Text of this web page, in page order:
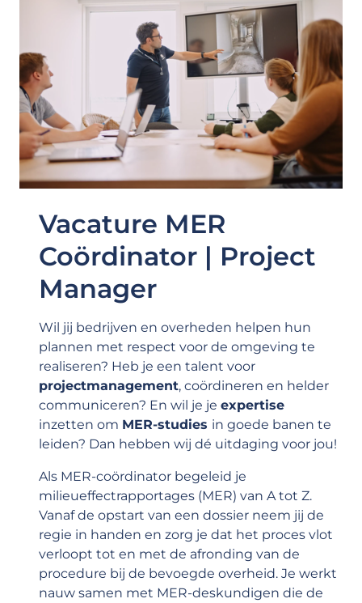
Vacature MER
Coördinator | Project
Manager
Wil jij bedrijven en overheden helpen hun
plannen met respect voor de omgeving te
realiseren? Heb je een talent voor
projectmanagement, coördineren en helder
communiceren? En wil je je expertise
inzetten om MER-studies in goede banen te
leiden? Dan hebben wij dé uitdaging voor jou!
Als MER-coördinator begeleid je
milieueffectrapportages (MER) van A tot Z.
Vanaf de opstart van een dossier neem jij de
regie in handen en zorg je dat het proces vlot
verloopt tot en met de afronding van de
procedure bij de bevoegde overheid. Je werkt
nauw samen met MER-deskundigen die de